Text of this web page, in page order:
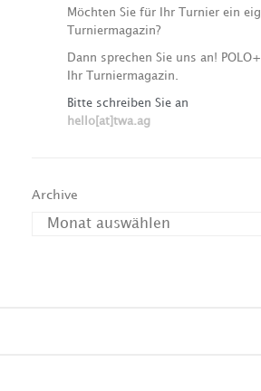
Möchten Sie für Ihr Turnier ein
Turniermagazin?
Dann sprechen Sie uns an!
Ihr Turniermagazin.
Bitte schreiben Sie an
hello[at]twa.ag
Archive